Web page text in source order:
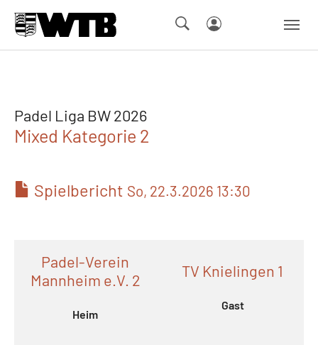
Padel Liga BW 2026
Mixed Kategorie 2
Spielbericht So, 22.3.2026 13:30
Padel-Verein
Mannheim e.V. 2
Heim
TV Knielingen 1
Gast